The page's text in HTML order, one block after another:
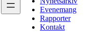
Evenemang
Rapporter
Kontakt